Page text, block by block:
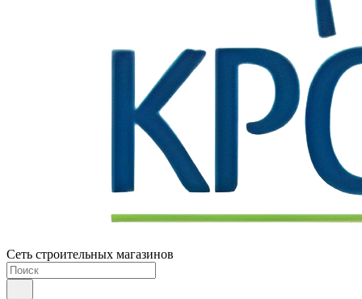
Сеть строительных магазинов